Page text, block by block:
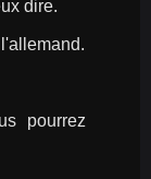
dire.
pourrez